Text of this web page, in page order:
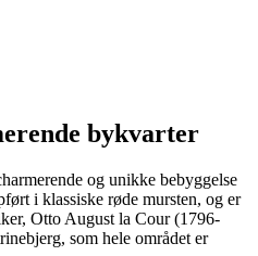
bykvarter
og unikke bebyggelse
i klassiske røde mursten, og er
Otto August la Cour (1796-
som hele området er